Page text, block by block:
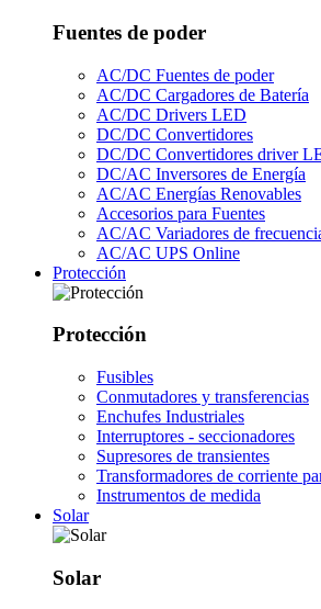
Fuentes de poder
AC/DC Fuentes de poder
AC/DC Cargadores de Batería
AC/DC Drivers LED
DC/DC Convertidores
DC/DC Convertidores driver
DC/AC Inversores de Energía
AC/AC Energías Renovables
Accesorios para Fuentes
AC/AC Variadores de
AC/AC UPS Online
Protección
Protección
Fusibles
Conmutadores y transferencias
Enchufes Industriales
Interruptores - seccionadores
Supresores de transientes
Transformadores de corriente
Instrumentos de medida
Solar
Solar